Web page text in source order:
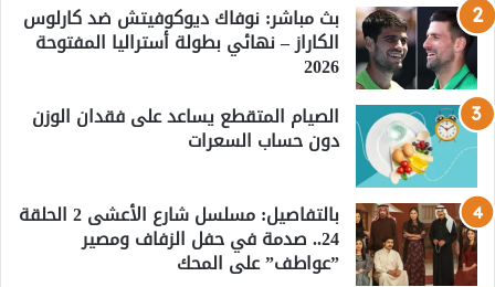
بث مباشر: نوفاك ديوكوفيتش ضد كارلوس
الكاراز – نهائي بطولة أستراليا المفتوحة
2026
الصيام المتقطع يساعد على فقدان الوزن
دون حساب السعرات
بالتفاصيل: مسلسل شارع الأعشى 2 الحلقة
24.. صدمة في حفل الزفاف ومصير
”عواطف” على المحك